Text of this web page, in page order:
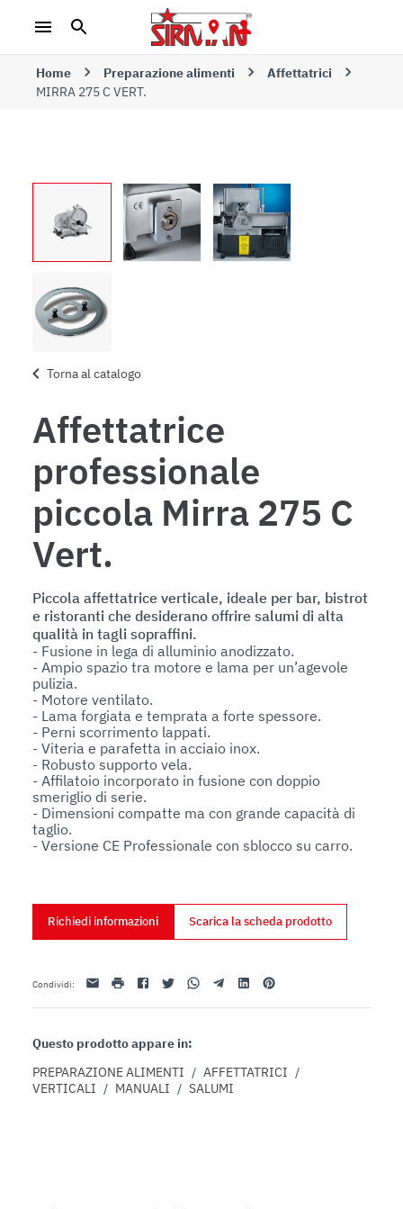
Home Preparazione alimenti
Affettatrici
MIRRA 275 C VERT.
Torna al catalogo
Affettatrice
professionale
piccola Mirra 275 C
Vert.
Piccola affettatrice verticale, ideale per bar, bistrot
e ristoranti che desiderano offrire salumi di alta
qualità in tagli sopraffini.
- Fusione in lega di alluminio anodizzato.
- Ampio spazio tra motore e lama per un’agevole
pulizia.
- Motore ventilato.
- Lama forgiata e temprata a forte spessore.
- Perni scorrimento lappati.
- Viteria e parafetta in acciaio inox.
- Robusto supporto vela.
- Affilatoio incorporato in fusione con doppio
smeriglio di serie.
- Dimensioni compatte ma con grande capacità di
taglio.
- Versione CE Professionale con sblocco su carro.
Richiedi informazioni Scarica la scheda prodotto
Condividi: Email stampaFacebookTwitterWhatsappTelegramLinkedinPinterest
Questo prodotto appare in:
PREPARAZIONE ALIMENTI / AFFETTATRICI /
VERTICALI / MANUALI / SALUMI